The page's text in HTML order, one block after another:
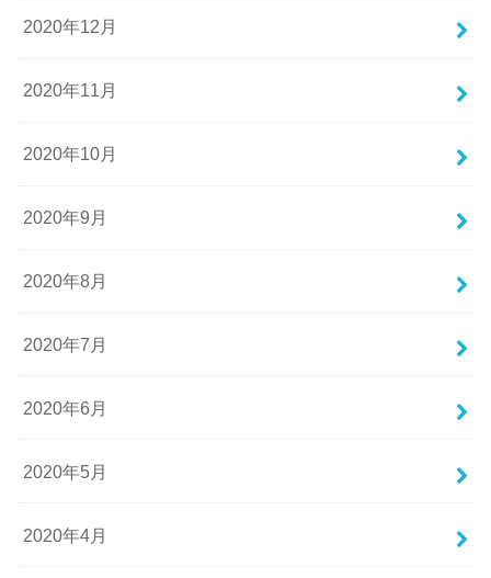
2020年12月
2020年11月
2020年10月
2020年9月
2020年8月
2020年7月
2020年6月
2020年5月
2020年4月